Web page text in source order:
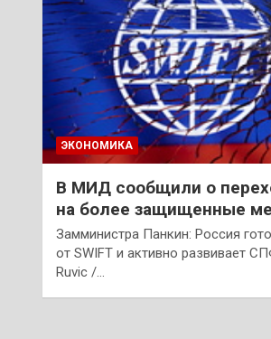
ЭКОНОМИКА
В МИД сообщили о
на более защищенные
Замминистра Панкин: Россия
от SWIFT и активно развивает
Ruvic /…